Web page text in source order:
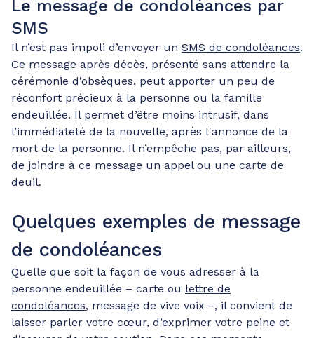
Le message de condoléances par
SMS
Il n’est pas impoli d’envoyer un SMS de condoléances.
Ce message après décès, présenté sans attendre la
cérémonie d’obsèques, peut apporter un peu de
réconfort précieux à la personne ou la famille
endeuillée. Il permet d’être moins intrusif, dans
l’immédiateté de la nouvelle, après l'annonce de la
mort de la personne. Il n’empêche pas, par ailleurs,
de joindre à ce message un appel ou une carte de
deuil.
Quelques exemples de message
de condoléances
Quelle que soit la façon de vous adresser à la
personne endeuillée – carte ou lettre de
condoléances, message de vive voix –, il convient de
laisser parler votre cœur, d’exprimer votre peine et